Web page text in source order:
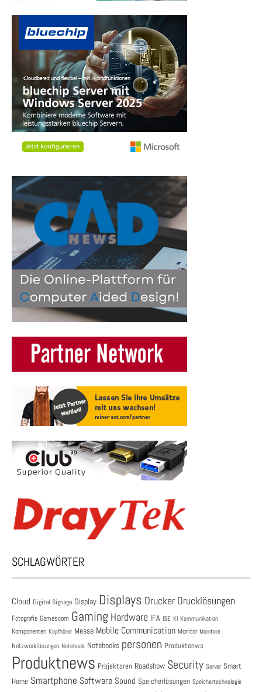
SCHLAGWÖRTER
Cloud Digital Signage Display Displays Drucker Drucklösungen
Fotografie Gamescom Gaming Hardware IFA ISE KI Kommunikation
Komponenten Kopfhörer Messe Mobile Communication Monitor Monitore
Netzwerklösungen Notebook Notebooks personen Produktenws
Produktnews Projektoren Roadshow Security Server Smart
Home Smartphone Software Sound Speicherlösungen Speichertechnologie